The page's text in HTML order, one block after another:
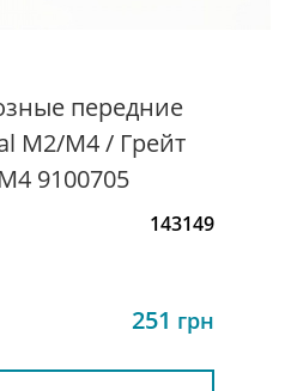
передние
M2/М4 / Грейт
9100705
143149
251 грн